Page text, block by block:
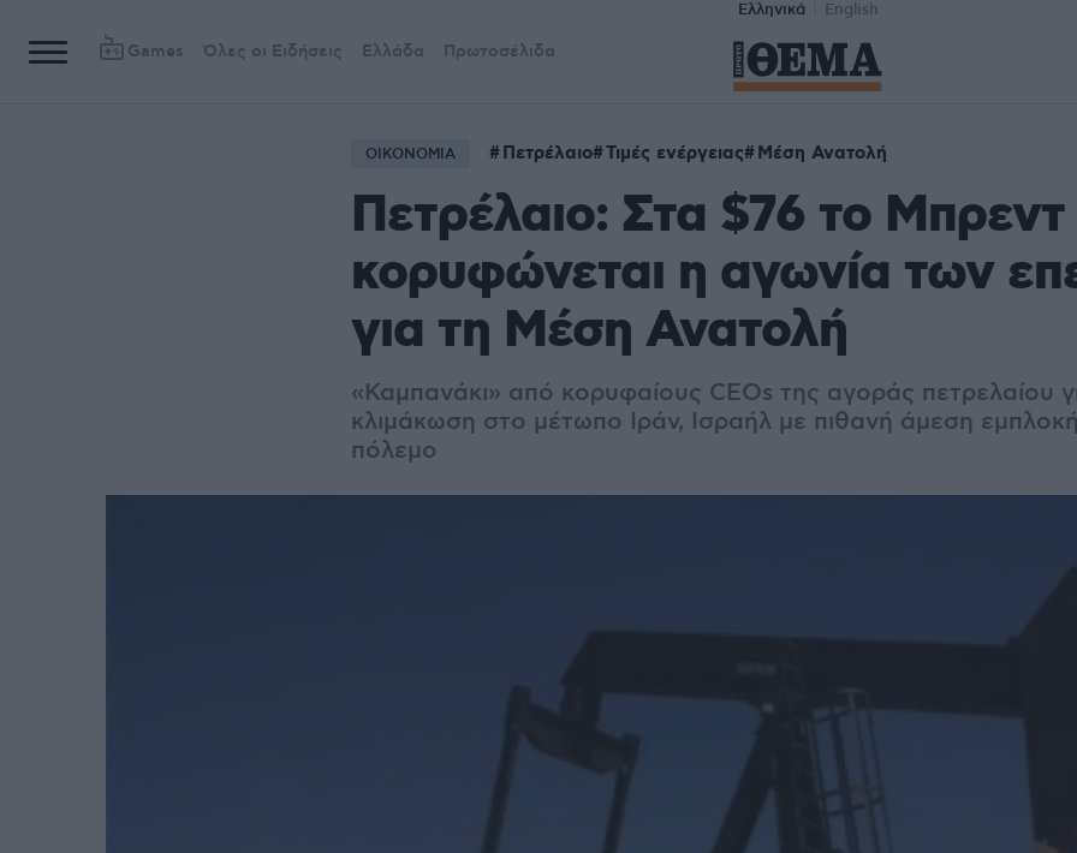
Ελληνικά English
Games Όλες οι Ειδήσεις Ελλάδα Πρωτοσέλιδα
ΟΙΚΟΝΟΜΙΑ Πετρέλαιο Τιμές ενέργειας Μέση Ανατολή
Πετρέλαιο: Στα $76 το
κορυφώνεται η αγωνία των
για τη Μέση Ανατολή
«Καμπανάκι» από κορυφαίους CEOs της αγοράς πετρελαίου
κλιμάκωση στο μέτωπο Ιράν, Ισραήλ με πιθανή άμεση
πόλεμο